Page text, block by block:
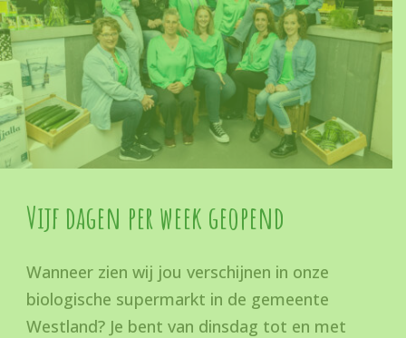
Vijf dagen per week geopend
Wanneer zien wij jou verschijnen in onze
biologische supermarkt in de gemeente
Westland? Je bent van dinsdag tot en met